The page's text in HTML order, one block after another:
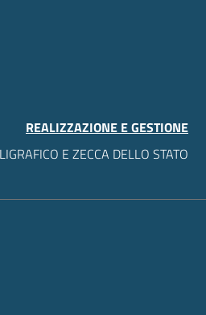
REALIZZAZIONE E GESTIONE
E ZECCA DELLO STATO